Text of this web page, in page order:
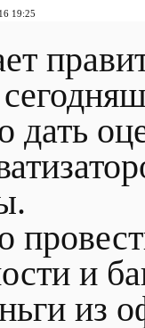
19:25
дать
и
из